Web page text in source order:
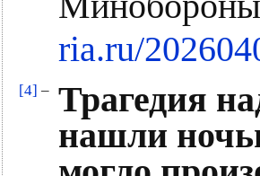
ria.ru/
[4] – Трагедия
нашли